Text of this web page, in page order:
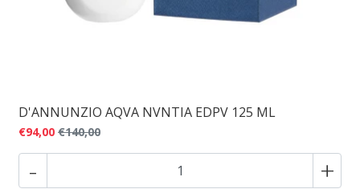
D'ANNUNZIO AQVA NVNTIA EDPV 125 ML
€94,00 €140,00
- +